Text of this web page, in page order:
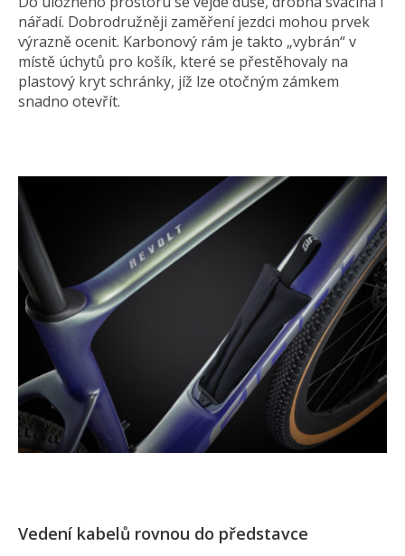
nářadí. Dobrodružněji zaměření jezdci mohou prvek
výrazně ocenit. Karbonový rám je takto „vybrán“ v
místě úchytů pro košík, které se přestěhovaly na
plastový kryt schránky, jíž lze otočným zámkem
snadno otevřít.
Vedení kabelů rovnou do představce